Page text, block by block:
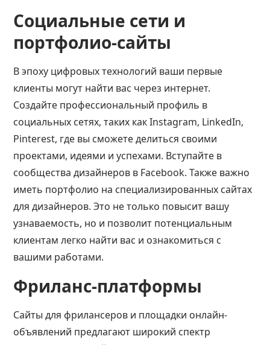
Социальные сети и
портфолио-сайты
В эпоху цифровых технологий ваши первые
клиенты могут найти вас через интернет.
Создайте профессиональный профиль в
социальных сетях, таких как Instagram, LinkedIn,
Pinterest, где вы сможете делиться своими
проектами, идеями и успехами. Вступайте в
сообщества дизайнеров в Facebook. Также важно
иметь портфолио на специализированных сайтах
для дизайнеров. Это не только повысит вашу
узнаваемость, но и позволит потенциальным
клиентам легко найти вас и ознакомиться с
вашими работами.
Фриланс-платформы
Сайты для фрилансеров и площадки онлайн-
объявлений предлагают широкий спектр